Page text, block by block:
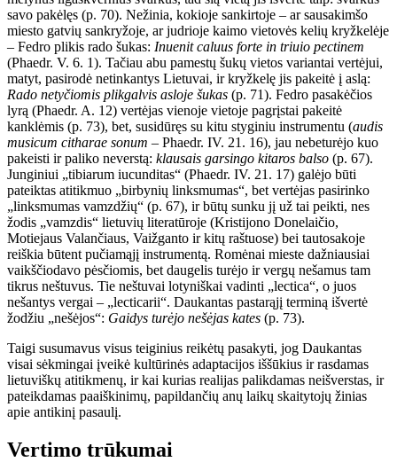
savo pakėlęs (p. 70). Nežinia, kokioje sankirtoje – ar sausakimšo
miesto gatvių sankryžoje, ar judrioje kaimo vietovės kelių kryžkelėje
– Fedro plikis rado šukas: Inuenit caluus forte in triuio pectinem
(Phaedr. V. 6. 1). Tačiau abu pamestų šukų vietos variantai vertėjui,
matyt, pasirodė netinkantys Lietuvai, ir kryžkelę jis pakeitė į aslą:
Rado netyčiomis plikgalvis asloje šukas (p. 71). Fedro pasakėčios
lyrą (Phaedr. A. 12) vertėjas vienoje vietoje pagrįstai pakeitė
kanklėmis (p. 73), bet, susidūręs su kitu styginiu instrumentu (audis
musicum citharae sonum – Phaedr. IV. 21. 16), jau nebeturėjo kuo
pakeisti ir paliko neverstą: klausais garsingo kitaros balso (p. 67).
Junginiui „tibiarum iucunditas“ (Phaedr. IV. 21. 17) galėjo būti
pateiktas atitikmuo „birbynių linksmumas“, bet vertėjas pasirinko
„linksmumas vamzdžių“ (p. 67), ir būtų sunku jį už tai peikti, nes
žodis „vamzdis“ lietuvių literatūroje (Kristijono Donelaičio,
Motiejaus Valančiaus, Vaižganto ir kitų raštuose) bei tautosakoje
reiškia būtent pučiamąjį instrumentą. Romėnai mieste dažniausiai
vaikščiodavo pėsčiomis, bet daugelis turėjo ir vergų nešamus tam
tikrus neštuvus. Tie neštuvai lotyniškai vadinti „lectica“, o juos
nešantys vergai – „lecticarii“. Daukantas pastarąjį terminą išvertė
žodžiu „nešėjos“: Gaidys turėjo nešėjas kates (p. 73).
Taigi susumavus visus teiginius reikėtų pasakyti, jog Daukantas
visai sėkmingai įveikė kultūrinės adaptacijos iššūkius ir rasdamas
lietuviškų atitikmenų, ir kai kurias realijas palikdamas neišverstas, ir
pateikdamas paaiškinimų, papildančių anų laikų skaitytojų žinias
apie antikinį pasaulį.
Vertimo trūkumai